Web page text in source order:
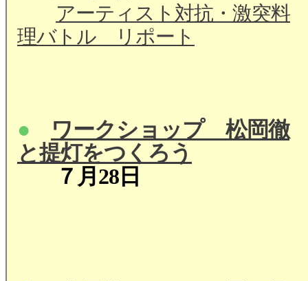
アーティスト対抗・激突料
理バトル リポート
●
ワークショップ 松岡徹
と提灯をつくろう
７月28日